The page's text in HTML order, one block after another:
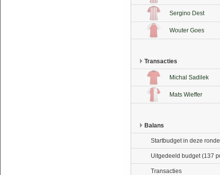
Sergino Dest
Wouter Goes
Transacties
Michal Sadilek
Mats Wieffer
Balans
Startbudget in deze ronde
Uitgedeeld budget (137
Transacties